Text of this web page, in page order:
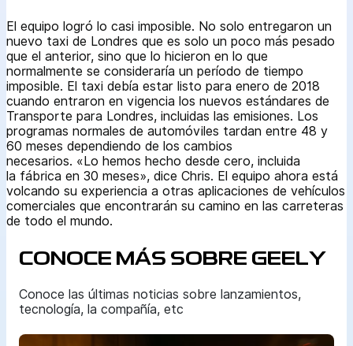
El equipo logró lo casi imposible. No solo entregaron un
nuevo taxi de Londres que es solo un poco más pesado
que el anterior, sino que lo hicieron en lo que
normalmente se consideraría un período de tiempo
imposible. El taxi debía estar listo para enero de 2018
cuando entraron en vigencia los nuevos estándares de
Transporte para Londres, incluidas las emisiones. Los
programas normales de automóviles tardan entre 48 y
60 meses dependiendo de los cambios
necesarios. «Lo hemos hecho desde cero, incluida
la fábrica en 30 meses», dice Chris. El equipo ahora está
volcando su experiencia a otras aplicaciones de vehículos
comerciales que encontrarán su camino en las carreteras
de todo el mundo.
CONOCE MÁS SOBRE GEELY
Conoce las últimas noticias sobre lanzamientos,
tecnología, la compañía, etc